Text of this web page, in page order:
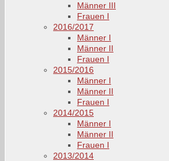
Männer III
Frauen I
2016/2017
Männer I
Männer II
Frauen I
2015/2016
Männer I
Männer II
Frauen I
2014/2015
Männer I
Männer II
Frauen I
2013/2014